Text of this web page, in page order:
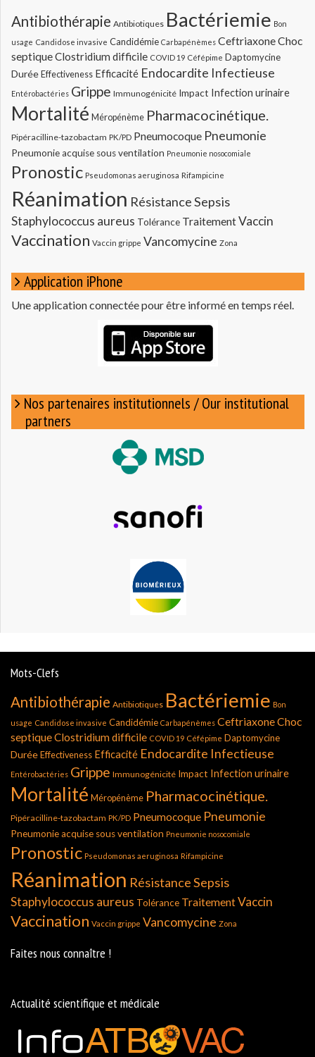
Antibiothérapie Antibiotiques Bactériemie Bon
usage Candidose invasive Candidémie Carbapénèmes CeftriaxoneChoc
septiqueClostridium difficile COVID 19 Céfépime Daptomycine
Durée Effectiveness Efficacité Endocardite Infectieuse
Entérobactéries Grippe Immunogénicité Impact Infection urinaire
Mortalité Méropénème Pharmacocinétique.
Pipéracilline-tazobactam PK/PD Pneumocoque Pneumonie
Pneumonie acquise sous ventilation Pneumonie nosocomiale
Pronostic Pseudomonas aeruginosa Rifampicine
Réanimation RésistanceSepsis
Staphylococcus aureus Tolérance TraitementVaccin
Vaccination Vaccin grippe Vancomycine Zona
Application iPhone
Une application connectée pour être informé en temps réel.
Nos partenaires institutionnels / Our institutional
partners
Mots-Clefs
Antibiothérapie Antibiotiques Bactériemie Bon
usage Candidose invasive Candidémie Carbapénèmes CeftriaxoneChoc
septiqueClostridium difficile COVID 19 Céfépime Daptomycine
Durée Effectiveness Efficacité Endocardite Infectieuse
Entérobactéries Grippe Immunogénicité Impact Infection urinaire
Mortalité Méropénème Pharmacocinétique.
Pipéracilline-tazobactam PK/PD Pneumocoque Pneumonie
Pneumonie acquise sous ventilation Pneumonie nosocomiale
Pronostic Pseudomonas aeruginosa Rifampicine
Réanimation RésistanceSepsis
Staphylococcus aureus Tolérance TraitementVaccin
Vaccination Vaccin grippe Vancomycine Zona
Faites nous connaître !
Actualité scientifique et médicale